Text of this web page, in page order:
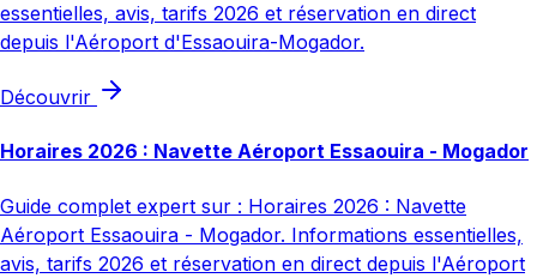
essentielles, avis, tarifs 2026 et réservation en direct
depuis l'Aéroport d'Essaouira-Mogador.
Découvrir
Horaires 2026 : Navette Aéroport Essaouira - Mogador
Guide complet expert sur : Horaires 2026 : Navette
Aéroport Essaouira - Mogador. Informations essentielles,
avis, tarifs 2026 et réservation en direct depuis l'Aéroport